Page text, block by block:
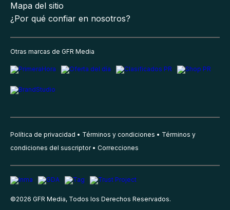
Mapa del sitio
¿Por qué confiar en nosotros?
Otras marcas de GFR Media
Política de privacidad Términos y condiciones
Términos y
condiciones del suscriptor
Correcciones
©2026 GFR Media, Todos los Derechos Reservados.